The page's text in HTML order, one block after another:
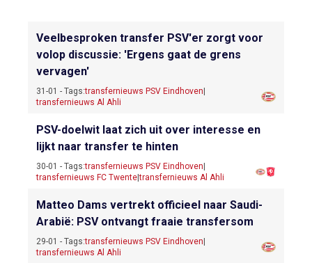
Veelbesproken transfer PSV'er zorgt voor
volop discussie: 'Ergens gaat de grens
vervagen'
31-01 - Tags:transfernieuws PSV Eindhoven
transfernieuws Al Ahli
PSV-doelwit laat zich uit over interesse en
lijkt naar transfer te hinten
30-01 - Tags:transfernieuws PSV Eindhoven
transfernieuws FC Twente|transfernieuws Al Ahli
Matteo Dams vertrekt officieel naar Saudi-
Arabië: PSV ontvangt fraaie transfersom
29-01 - Tags:transfernieuws PSV Eindhoven
transfernieuws Al Ahli